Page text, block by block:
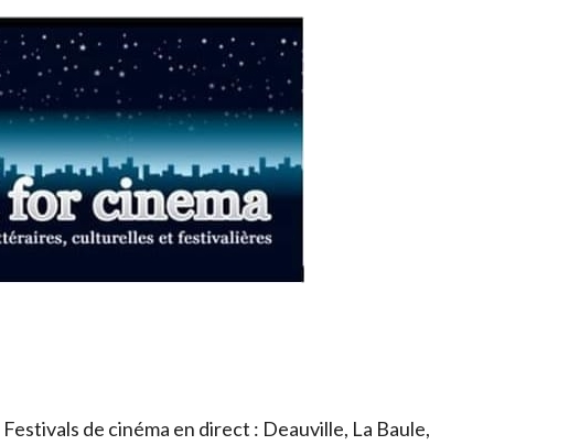
de cinéma en direct : Deauville, La Baule,